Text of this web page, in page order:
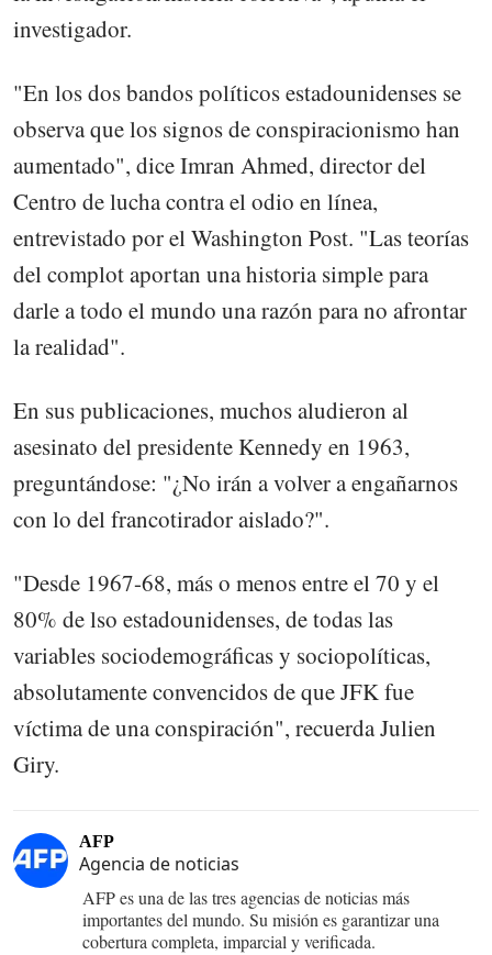
investigador.
"En los dos bandos políticos estadounidenses se
observa que los signos de conspiracionismo han
aumentado", dice Imran Ahmed, director del
Centro de lucha contra el odio en línea,
entrevistado por el Washington Post. "Las teorías
del complot aportan una historia simple para
darle a todo el mundo una razón para no afrontar
la realidad".
En sus publicaciones, muchos aludieron al
asesinato del presidente Kennedy en 1963,
preguntándose: "¿No irán a volver a engañarnos
con lo del francotirador aislado?".
"Desde 1967-68, más o menos entre el 70 y el
80% de lso estadounidenses, de todas las
variables sociodemográficas y sociopolíticas,
absolutamente convencidos de que JFK fue
víctima de una conspiración", recuerda Julien
Giry.
AFP
Agencia de noticias
AFP es una de las tres agencias de noticias más
importantes del mundo. Su misión es garantizar una
cobertura completa, imparcial y verificada.